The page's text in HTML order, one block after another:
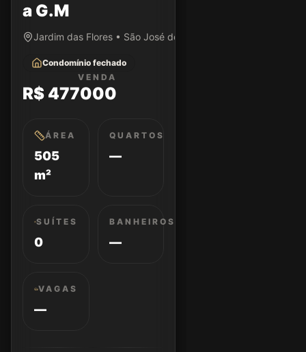
a G.M
Jardim das Flores • São José dos Campos/SP
Condomínio fechado
VENDA
R$ 477000
ÁREA
505
m²
QUARTOS
—
SUÍTES
0
BANHEIROS
—
VAGAS
—